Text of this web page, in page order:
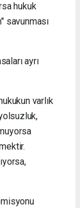
hukuk
savunması
ayrı
varlık